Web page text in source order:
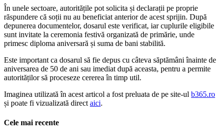
În unele sectoare, autoritățile pot solicita și declarații pe proprie
răspundere că soții nu au beneficiat anterior de acest sprijin. După
depunerea documentelor, dosarul este verificat, iar cuplurile eligibile
sunt invitate la ceremonia festivă organizată de primărie, unde
primesc diploma aniversară și suma de bani stabilită.
Este important ca dosarul să fie depus cu câteva săptămâni înainte de
aniversarea de 50 de ani sau imediat după aceasta, pentru a permite
autorităților să proceseze cererea în timp util.
Imaginea utilizată în acest articol a fost preluata de pe site-ul b365.ro
și poate fi vizualizată directaici.
Cele mai recente